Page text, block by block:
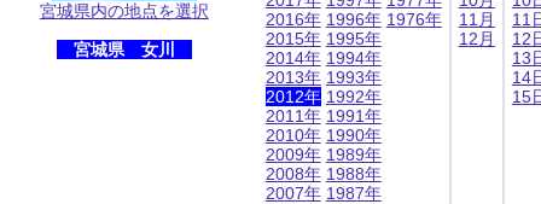
宮城県内の地点を選択
宮城県 女川
2016年
2015年
2014年
2013年
2012年
2011年
2010年
2009年
2008年
2007年
1996年
1995年
1994年
1993年
1992年
1991年
1990年
1989年
1988年
1987年
1976年
11月
12月
11
12
13
14
15